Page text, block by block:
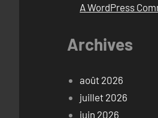
A WordPress
Archives
août 2026
juillet 2026
juin 2026